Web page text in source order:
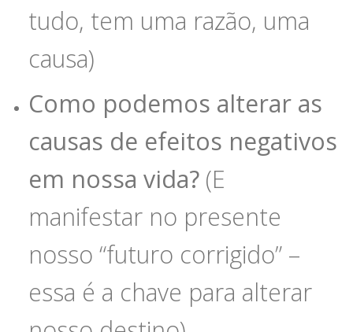
tudo, tem uma razão, uma
causa)
Como podemos alterar as
causas de efeitos negativos
em nossa vida?(E
manifestar no presente
nosso “futuro corrigido” –
essa é a chave para alterar